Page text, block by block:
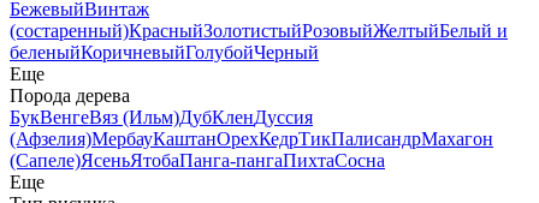
БежевыйВинтаж
(состаренный)КрасныйЗолотистыйРозовыйЖелтыйБелый и
беленыйКоричневыйГолубойЧерный
Еще
Порода дерева
БукВенгеВяз (Ильм)ДубКленДуссия
(Афзелия)МербауКаштанОрехКедрТикПалисандрМахагон
(Сапеле)ЯсеньЯтобаПанга-пангаПихтаСосна
Еще